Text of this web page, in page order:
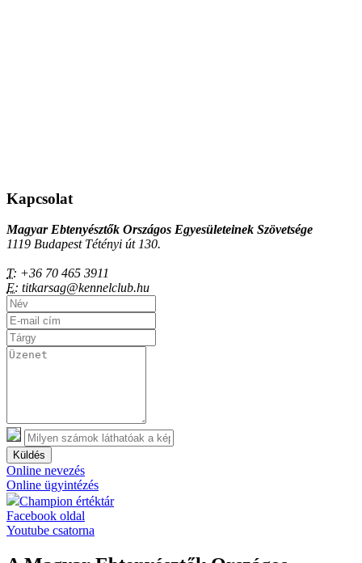
Kapcsolat
Magyar Ebtenyésztők Országos Egyesületeinek Szövetsége
1119 Budapest Tétényi út 130.
T: +36 70 465 3911
E: titkarsag@kennelclub.hu
Küldés
Online nevezés
Online ügyintézés
Champion értéktár
Facebook oldal
Youtube csatorna